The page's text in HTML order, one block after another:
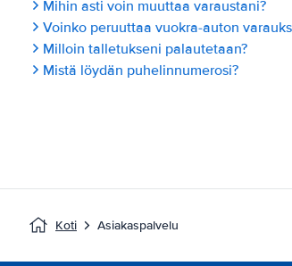
Mihin asti voin muuttaa varaustani?
Voinko peruuttaa vuokra-auton
Milloin talletukseni palautetaan?
Mistä löydän puhelinnumerosi?
Koti Asiakaspalvelu